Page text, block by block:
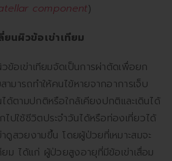
component)
ยนผิวข้อเข่าเทียม
เข่าเทียมจัดเป็นการผ่าตัดเพื่อยก
ารถทำให้คนไข้หายจากอาการเจ็บ
ด้ตามปกติหรือใกล้เคียงปกติและเดินได้
ปใช้ชีวิตประจำวันได้หรือท่องเที่ยวได้
ดูสวยงามขึ้น โดยผู้ป่วยที่เหมาะสมจะ
ยม ได้แก่ ผู้ป่วยสูงอายุที่มีข้อเข่าเสื่อม